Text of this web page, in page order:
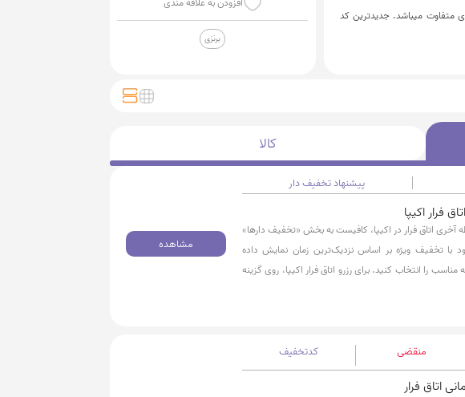
متفاوت میباشد. جدیدترین کد
افزودن به علاقه مندی
برنزی
کالا
فرار اکیپا
آخری اتاق فرار در اکیپا، کافیست به بخش «تخفیف‌ دارها»
با تخفیف ویژه بر اساس نزدیک‌ترین زمان نمایش داده
مناسب را انتخاب کنید. برای رزرو اتاق فرار اکیپا، روی گزینه
پیشنهاد تخفیف دار
مشاهده
منقضی کدتخفیف